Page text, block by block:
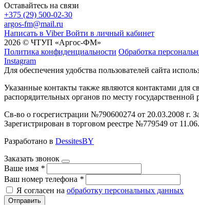
Оставайтесь на связи
+375 (29) 500-02-30
argos-fm@mail.ru
Написать в Viber Войти в личный кабинет
2026 © ЧТУП «Аргос-ФМ»
Политика конфиденциальности Обработка
Instagram
Для обеспечения удобства пользователей сайта
Указанные контакты также являются контактами
распорядительных органов по месту
Св-во о госрегистрации №790600274 от 20.03.2008 г.
Зарегистрирован в торговом реестре №779549 от
Разработано в DessitesBY
Заказать звонок
Ваше имя *
Ваш номер телефона *
Я согласен на обработку персональных данных
Отправить